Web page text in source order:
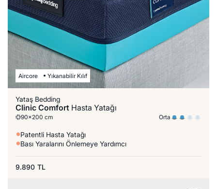
Aircore Yıkanabilir Kılıf
Yataş Bedding
Clinic Comfort Hasta Yatağı
90x200 cm Orta
Patentli Hasta Yatağı
Bası Yaralarını Önlemeye Yardımcı
9.890 TL